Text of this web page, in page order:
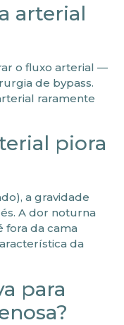
arterial
o fluxo arterial —
de bypass.
raramente
piora
a gravidade
A dor noturna
fora da cama
da
para